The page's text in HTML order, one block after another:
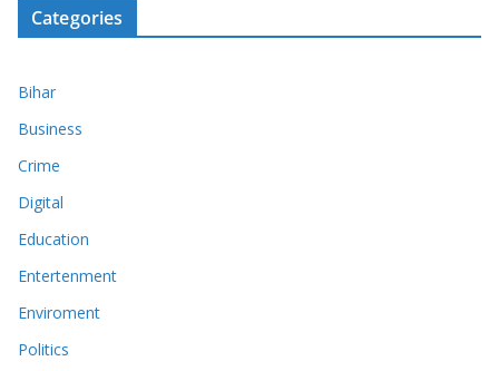
Categories
Bihar
Business
Crime
Digital
Education
Entertenment
Enviroment
Politics